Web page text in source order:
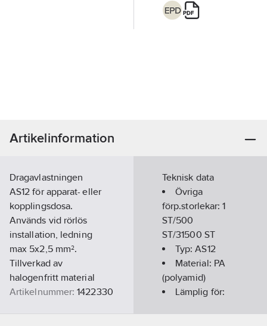
Artikelinformation
Dragavlastningen
AS12 för apparat- eller
kopplingsdosa.
Används vid rörlös
installation, ledning
max 5x2,5 mm².
Tillverkad av
halogenfritt material
Artikelnummer: 1422330
2TKA130005G1
Teknisk data
Övriga
förp.storlekar:1
ST/500
ST/31500 ST
Typ:AS12
Material: PA
(polyamid)
Lämplig för: